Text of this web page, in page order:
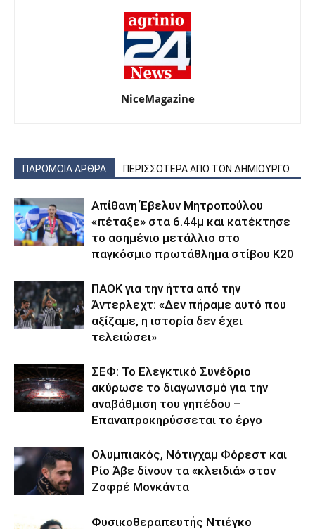
NiceMagazine
ΠΑΡΟΜΟΙΑ ΑΡΘΡΑ ΠΕΡΙΣΣΟΤΕΡΑ ΑΠΟ ΤΟΝ ΔΗΜΙΟΥΡΓΟ
Απίθανη Έβελυν Μητροπούλου
«πέταξε» στα 6.44μ και κατέκτησε
το ασημένιο μετάλλιο στο
παγκόσμιο πρωτάθλημα στίβου Κ20
ΠΑΟΚ για την ήττα από την
Άντερλεχτ: «Δεν πήραμε αυτό που
αξίζαμε, η ιστορία δεν έχει
τελειώσει»
ΣΕΦ: Το Ελεγκτικό Συνέδριο
ακύρωσε το διαγωνισμό για την
αναβάθμιση του γηπέδου –
Επαναπροκηρύσσεται το έργο
Ολυμπιακός, Νότιγχαμ Φόρεστ και
Ρίο Άβε δίνουν τα «κλειδιά» στον
Ζοφρέ Μονκάντα
Φυσικοθεραπευτής Ντιέγκο